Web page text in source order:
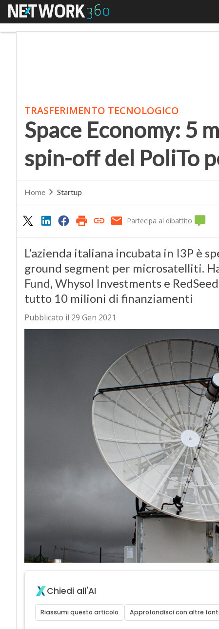
Menu
TRASFERIMENTO TECNOLOGICO
Space Economy: 5
spin-off del PoliTo
Home Startup
Partecipa al dibattito
L’azienda italiana incubata in I3P è
ground segment per microsatelliti.
Fund, Whysol Investments e
tutto 10 milioni di finanziamenti
Pubblicato il 29 Gen 2021
Chiedi all'AI
Riassumi questo articolo Approfondisci con altre